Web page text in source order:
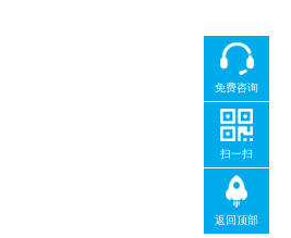
免费咨询
扫一扫
返回顶部